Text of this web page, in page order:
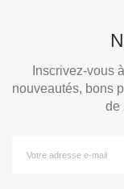
Inscrivez-vous
nouveautés, bons
de